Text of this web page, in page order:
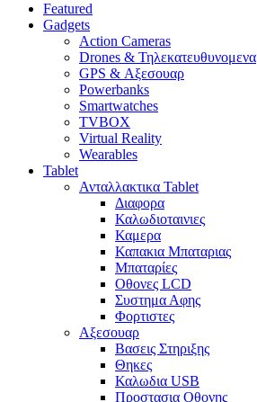
Featured
Gadgets
Action Cameras
Drones & Τηλεκατευθυνομενα
GPS & Αξεσουαρ
Powerbanks
Smartwatches
TVBOX
Virtual Reality
Wearables
Tablet
Ανταλλακτικα Tablet
Διαφορα
Καλωδιοταινιες
Καμερα
Καπακια Μπαταριας
Μπαταρίες
Οθονες LCD
Συστημα Αφης
Φορτιστες
Αξεσουαρ
Βασεις Στηριξης
Θηκες
Καλωδια USB
Προστασια Οθονης